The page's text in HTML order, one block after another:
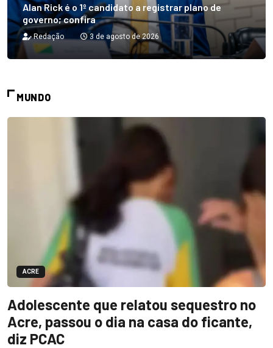
Alan Rick é o 1º candidato a registrar plano de
governo; confira
Redação 3 de agosto de 2026
MUNDO
ACRE
Adolescente que relatou sequestro no
Acre, passou o dia na casa do ficante,
diz PCAC